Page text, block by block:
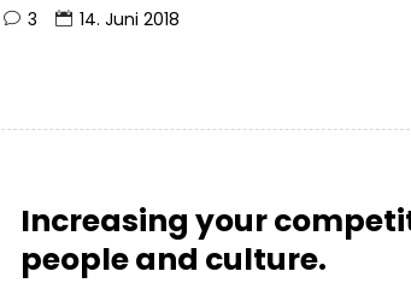
3 14. Juni 2018
Increasing your
people and culture.